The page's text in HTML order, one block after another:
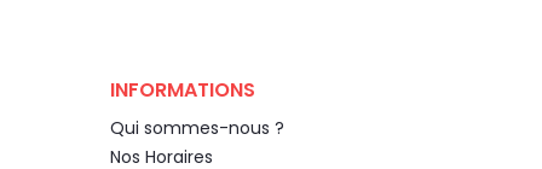
INFORMATIONS
Qui sommes-nous ?
Nos Horaires